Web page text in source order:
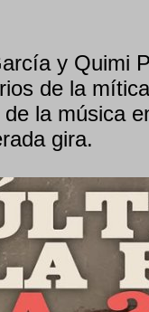
y Quimi
de la
la música
gira.